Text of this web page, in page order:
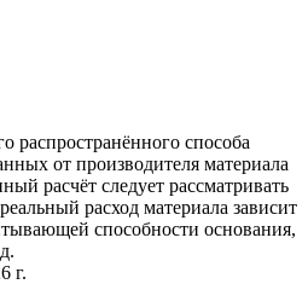
распространённого способа
от производителя материала
расчёт следует рассматривать
расход материала зависит
способности основания,
г.